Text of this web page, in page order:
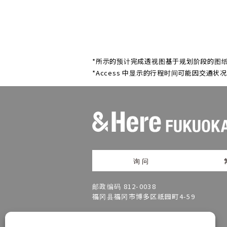
*所示的预计完成透视图基于规划阶段的图
*Access 中显示的行程时间可能因交通状况
询问
邮政编码 812-0038
福冈县福冈市博多区祇园町4-59